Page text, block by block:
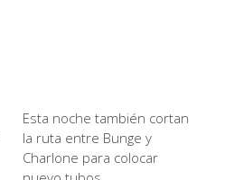
Esta noche también cortan
la ruta entre Bunge y
Charlone para colocar